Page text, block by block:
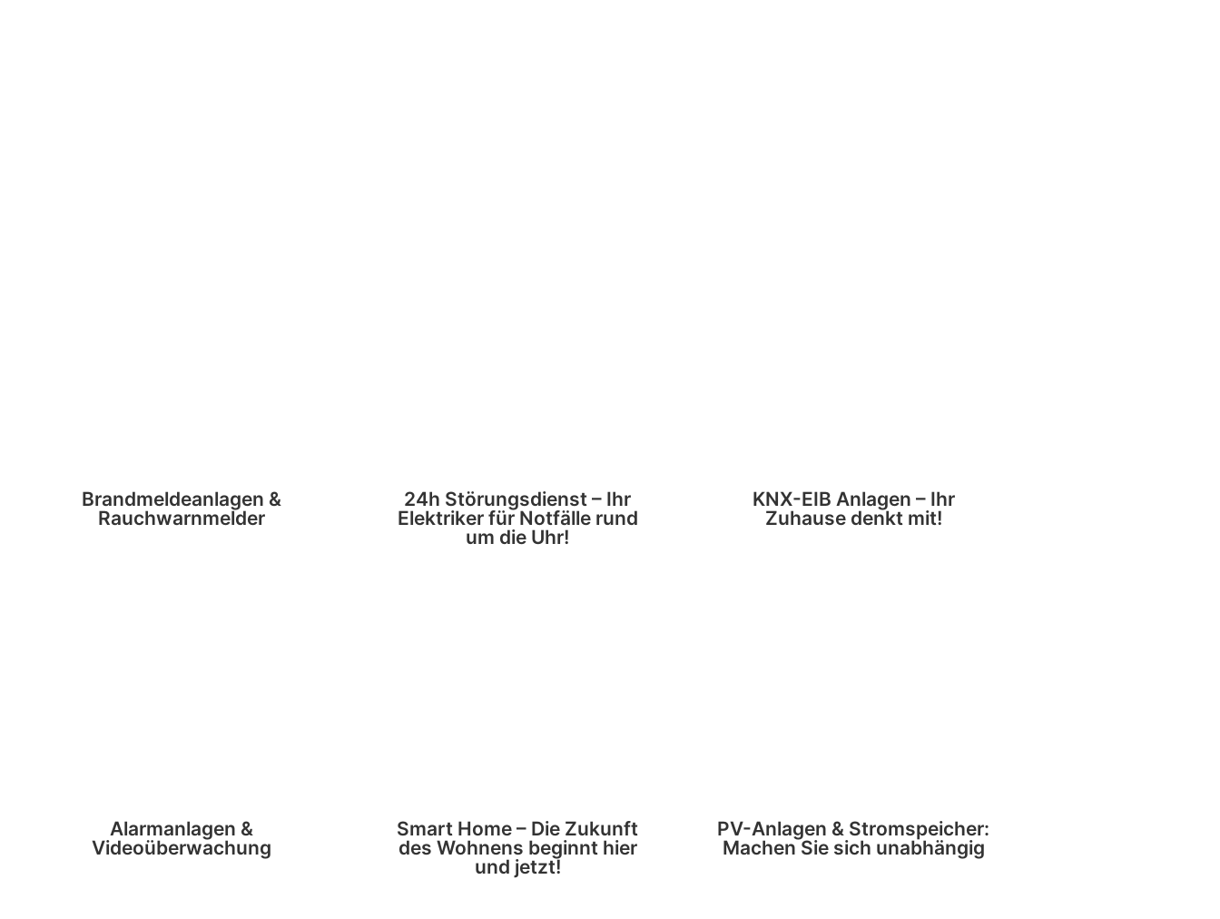
Brandmeldeanlagen &
Rauchwarnmelder
24h Störungsdienst – Ihr
Elektriker für Notfälle rund
um die Uhr!
KNX-EIB Anlagen – Ihr
Zuhause denkt mit!
Alarmanlagen &
Videoüberwachung
Smart Home – Die Zukunft
des Wohnens beginnt hier
und jetzt!
PV-Anlagen & Stromspeicher:
Machen Sie sich unabhängig